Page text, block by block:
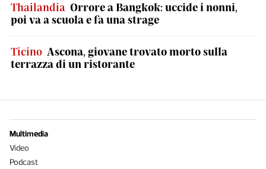
Thailandia Orrore a Bangkok: uccide i nonni,
poi va a scuola e fa una strage
Ticino Ascona, giovane trovato morto sulla
terrazza di un ristorante
Multimedia
Video
Podcast